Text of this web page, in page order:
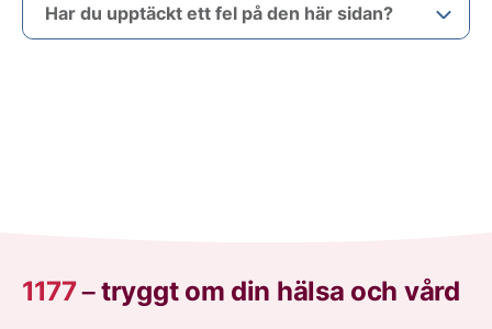
Har du upptäckt ett fel på den här sidan?
1177–tryggt om din hälsa och vård